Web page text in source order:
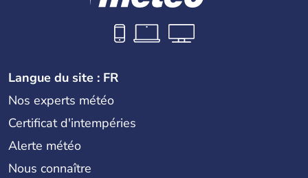
Langue du site : FR
Nos experts météo
Certificat d'intempéries
Alerte météo
Nous connaître